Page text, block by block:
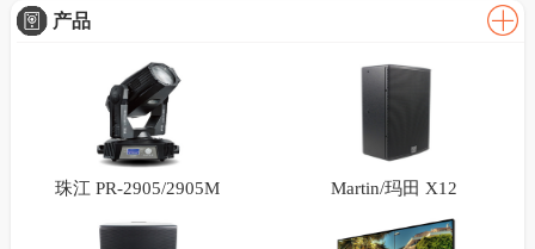
产品
珠江 PR-2905/2905M Martin/玛田 X12